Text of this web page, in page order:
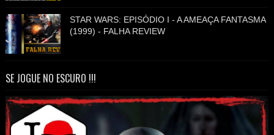
STAR WARS: EPISÓDIO I - A AMEAÇA FANTASMA
(1999) - FALHA REVIEW
SE JOGUE NO ESCURO !!!